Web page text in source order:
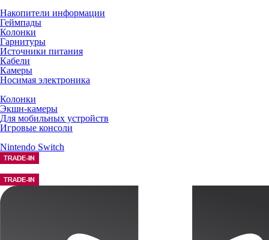
Накопители информации
Геймпады
Колонки
Гарнитуры
Источники питания
Кабели
Камеры
Носимая электроника
Колонки
Экшн-камеры
Для мобильных устройств
Игровые консоли
Nintendo Switch